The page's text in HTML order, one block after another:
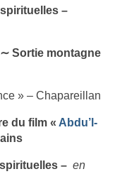
–
∼ Sortie montagne
» – Chapareillan
du film « Abdu’l-
– en